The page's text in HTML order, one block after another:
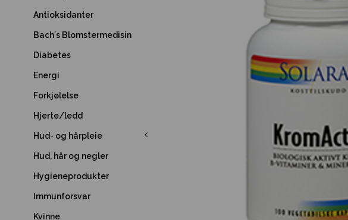
Antioksidanter
Bach´s Blomstermedisin
Diabetes
Energi
Forkjølelse
Hjerte/ledd
Hud- og hårpleie
Hud, hår og negler
Hygieneprodukter
Immunforsvar
Kvinne